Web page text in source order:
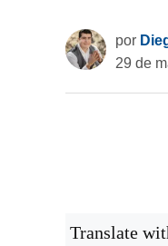
por
29 de
Translate